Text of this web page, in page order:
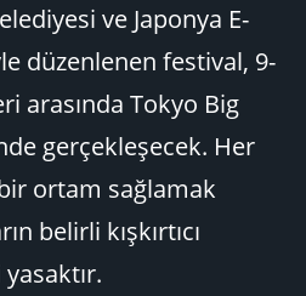
ve Japonya E-
düzenlenen festival, 9-
arasında Tokyo Big
gerçekleşecek. Her
ortam sağlamak
belirli kışkırtıcı